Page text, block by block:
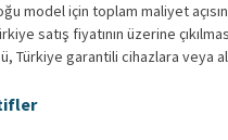
model için toplam maliyet
satış fiyatının üzerine
Türkiye garantili cihazlara